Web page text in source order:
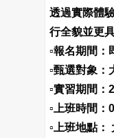
透過實際體
行全貌並更
▫️報名期間：
▫️甄選對象：
▫️實習期間：
▫️上班時間：
▫️上班地點：